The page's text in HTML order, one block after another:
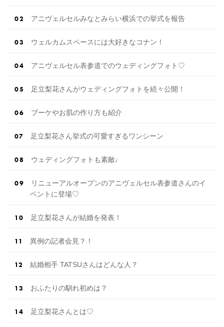
アニヴェルセルみなとみらい横浜での挙式を報告
ウェルカムスペースには大好きなコナン！
アニヴェルセル表参道でのウェディングフォト♡
足立梨花さんがウェディングフォトを続々公開！
ブーケやお肌の作り方も紹介
足立梨花さん挙式の可愛すぎるワンシーン
ウェディングフォトも素敵♩
リニューアルオープンのアニヴェルセル表参道さんのイ
ベントに登場♡
足立梨花さんが結婚を発表！
異例の記者会見？！
結婚相手 TATSUさんはどんな人？
おふたりの馴れ初めは？
足立梨花さんとは♡